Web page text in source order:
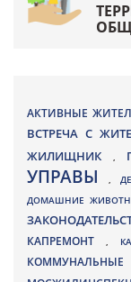
АКТИВНЫЕ
ВСТРЕЧА С
ЖИЛИЩНИК
,
УПРАВЫ,
ДОМАШНИЕ
КАПРЕМОНТ ,